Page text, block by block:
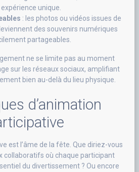
expérience unique.
: les photos ou vidéos issues de
des souvenirs numériques
partageables.
ne se limite pas au moment
sur les réseaux sociaux, amplifiant
bien au-delà du lieu physique.
d’animation
est l’âme de la fête. Que diriez-vous
collaboratifs où chaque participant
du divertissement ? Ou encore